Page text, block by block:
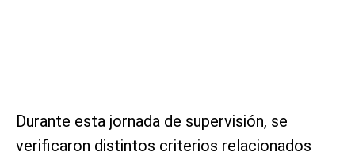
Durante esta jornada de supervisión, se
verificaron distintos criterios relacionados